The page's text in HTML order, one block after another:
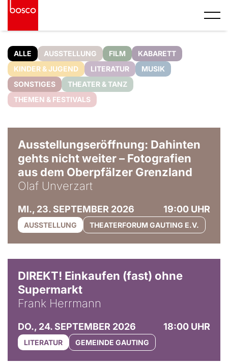
ALLE AUSSTELLUNG FILM
KABARETT
KINDER & JUGEND
LITERATUR
MUSIK
SONSTIGES
THEATER & TANZ
THEMEN & FESTIVALS
Ausstellungseröffnung: Dahinten
gehts nicht weiter – Fotografien
aus dem Oberpfälzer Grenzland
Olaf Unverzart
MI., 23. SEPTEMBER 2026 19:00 UHR
AUSSTELLUNG THEATERFORUM GAUTING E.V.
DIREKT! Einkaufen (fast) ohne
Supermarkt
Frank Herrmann
DO., 24. SEPTEMBER 2026 18:00 UHR
LITERATUR GEMEINDE GAUTING